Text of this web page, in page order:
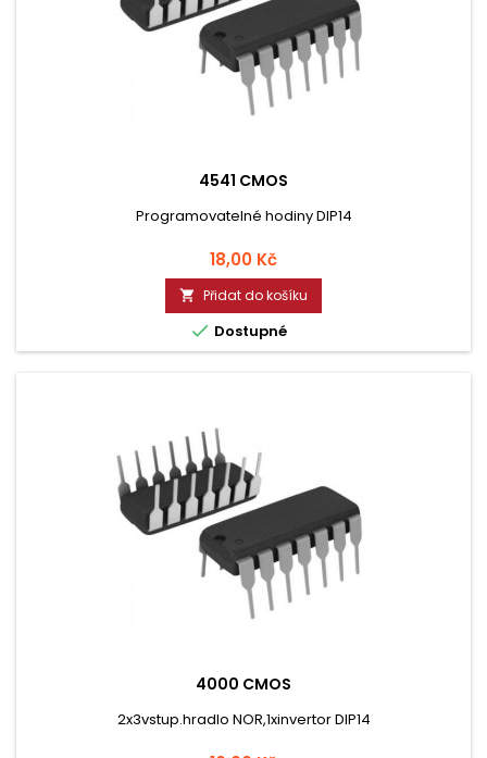
4541 CMOS
Programovatelné hodiny DIP14
Cena
18,00 Kč
 Přidat do košíku
 Dostupné
4000 CMOS
2x3vstup.hradlo NOR,1xinvertor DIP14